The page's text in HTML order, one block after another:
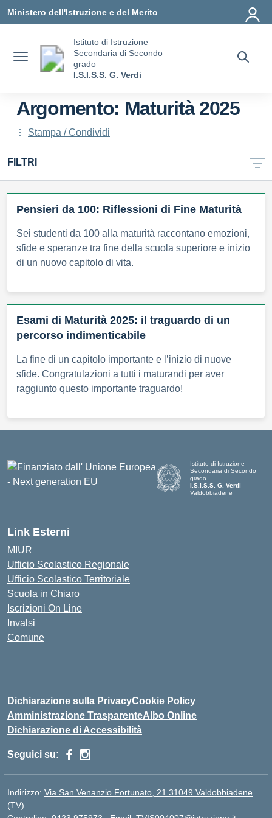
Ministero dell'Istruzione e del Merito
Istituto di Istruzione
Secondaria di Secondo
grado
I.S.I.S.S. G. Verdi
Argomento: Maturità 2025
Stampa / Condividi
FILTRI
Pensieri da 100: Riflessioni di Fine Maturità
Sei studenti da 100 alla maturità raccontano emozioni,
sfide e speranze tra fine della scuola superiore e inizio
di un nuovo capitolo di vita.
Esami di Maturità 2025: il traguardo di un
percorso indimenticabile
La fine di un capitolo importante e l’inizio di nuove
sfide. Congratulazioni a tutti i maturandi per aver
raggiunto questo importante traguardo!
Istituto di Istruzione
Secondaria di Secondo
grado
I.S.I.S.S. G. Verdi
Valdobbiadene
Link Esterni
MIUR
Ufficio Scolastico Regionale
Ufficio Scolastico Territoriale
Scuola in Chiaro
Iscrizioni On Line
Invalsi
Comune
Dichiarazione sulla PrivacyCookie Policy
Amministrazione TrasparenteAlbo Online
Dichiarazione di Accessibilità
Seguici su:
Indirizzo: Via San Venanzio Fortunato, 21 31049 Valdobbiadene
(TV)